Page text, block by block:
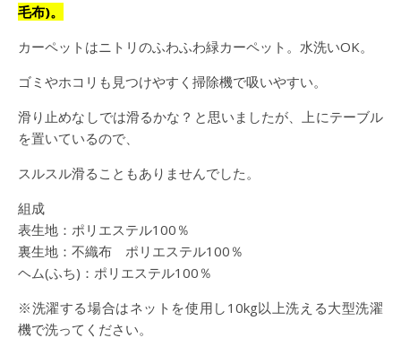
毛布)。
カーペットはニトリのふわふわ緑カーペット。水洗いOK。
ゴミやホコリも見つけやすく掃除機で吸いやすい。
滑り止めなしでは滑るかな？と思いましたが、上にテーブル
を置いているので、
スルスル滑ることもありませんでした。
組成
表生地：ポリエステル100％
裏生地：不織布 ポリエステル100％
ヘム(ふち)：ポリエステル100％
※洗濯する場合はネットを使用し10kg以上洗える大型洗濯
機で洗ってください。